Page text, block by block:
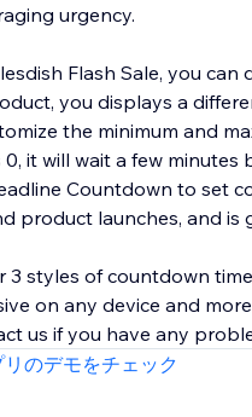
urgency.
Flash Sale, you
you displays a
the minimum and
0, it will wait a few
Countdown to set
product launches, and is
3 styles of countdown
on any device and
リのデモをチェック